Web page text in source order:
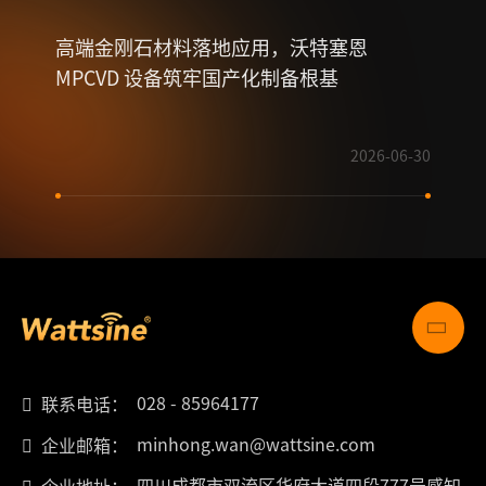
高端金刚石材料落地应用，沃特塞恩
MPCVD 设备筑牢国产化制备根基
2026-06-30
联系电话：
028 - 85964177
企业邮箱：
minhong.wan@wattsine.com